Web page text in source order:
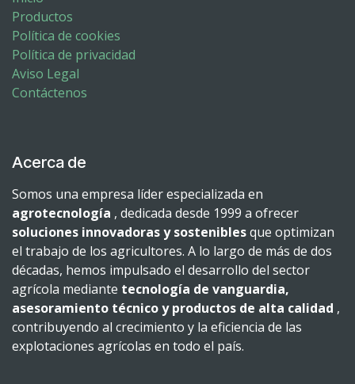
Productos
Política de cookies
Política de privacidad
Aviso Legal
Contáctenos
Acerca de
Somos una empresa líder especializada en
agrotecnología , dedicada desde 1999 a ofrecer
soluciones innovadoras y sosteniblesque optimizan
el trabajo de los agricultores. A lo largo de más de dos
décadas, hemos impulsado el desarrollo del sector
agrícola mediante tecnología de vanguardia,
asesoramiento técnico y productos de alta calidad ,
contribuyendo al crecimiento y la eficiencia de las
explotaciones agrícolas en todo el país.